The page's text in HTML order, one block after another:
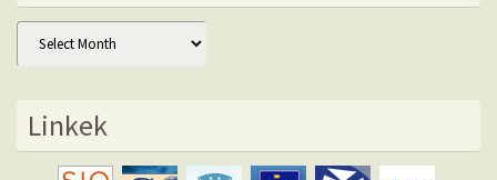
Archív
Linkek